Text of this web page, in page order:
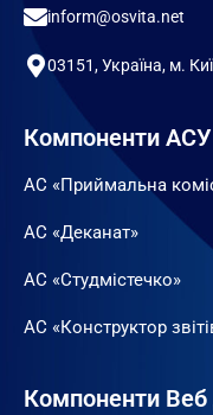
inform@osvita.net
03151, Україна, м.
Компоненти
АС «Приймальна
АС «Деканат»
АС «Студмістечко»
АС «Конструктор
Компоненти